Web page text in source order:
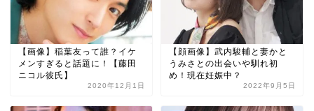
【画像】稲葉友って誰？イケ
メンすぎると話題に！【藤田
ニコル彼氏】
2020年12月1日
【顔画像】武内駿輔と妻かと
うみさとの出会いや馴れ初
め！現在妊娠中？
2022年9月5日